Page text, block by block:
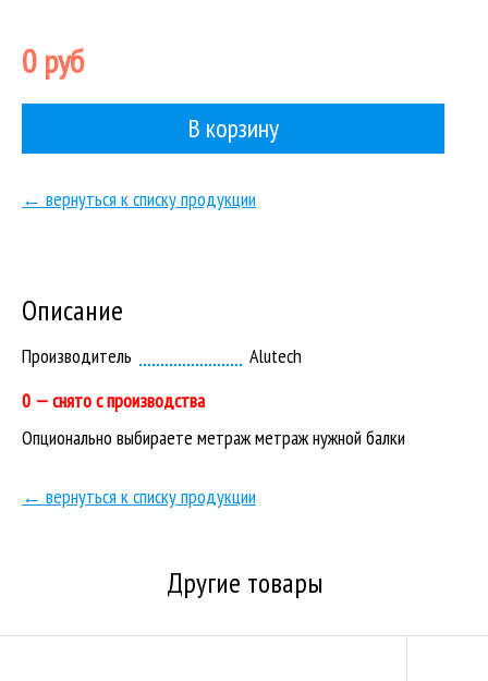
0 руб
В корзину
← вернуться к списку продукции
Описание
Производитель
Alutech
0 — снято с производства
Опционально выбираете метраж метраж нужной балки
← вернуться к списку продукции
Другие товары